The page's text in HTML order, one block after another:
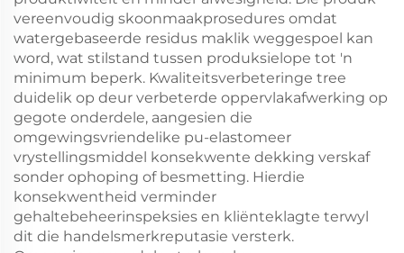
vereenvoudig skoonmaakprosedures omdat
watergebaseerde residus maklik weggespoel kan
word, wat stilstand tussen produksielope tot 'n
minimum beperk. Kwaliteitsverbeteringe tree
duidelik op deur verbeterde oppervlakafwerking op
gegote onderdele, aangesien die
omgewingsvriendelike pu-elastomeer
vrystellingsmiddel konsekwente dekking verskaf
sonder ophoping of besmetting. Hierdie
konsekwentheid verminder
gehaltebeheerinspeksies en kliënteklagte terwyl
dit die handelsmerkreputasie versterk.